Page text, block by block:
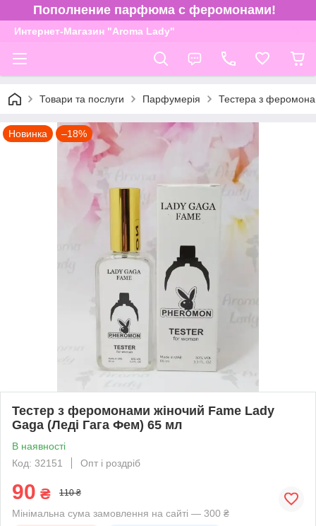
Пополнение парфюма с феромонами!
Интернет-Магазин "Aroma Lady"
Товари та послуги Парфумерія Тестера з
Новинка –18%
Тестер з феромонами жіночий Fame Lady
Gaga (Леді Гага Фем) 65 мл
В наявності
Код: 32151
Опт і роздріб
90 ₴ 110 ₴
Мінімальна сума замовлення на сайті — 300 ₴